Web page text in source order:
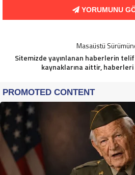
YORUMUNU
Masaüstü
Sitemizde yayınlanan haberlerin
kaynaklarına aittir, haberleri